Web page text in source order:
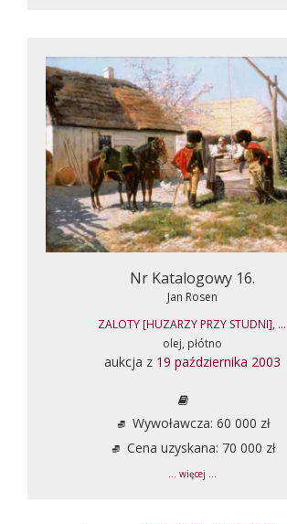
Nr Katalogowy 16.
Jan Rosen
ZALOTY [HUZARZY PRZY STUDNI], ...
olej, płótno
aukcja z 19 października 2003
Wywoławcza: 60 000 zł
Cena uzyskana: 70 000 zł
... więcej ...